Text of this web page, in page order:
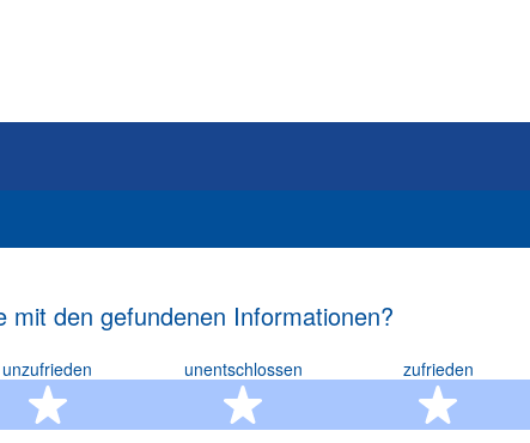
mit den gefundenen Informationen?
unzufrieden
2 Sterne
unentschlossen
3 Sterne
zufrieden
4